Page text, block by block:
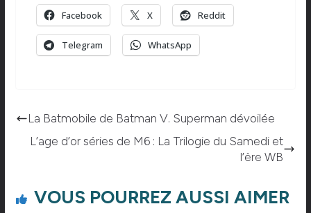
Facebook X Reddit
Telegram WhatsApp
La Batmobile de Batman V. Superman dévoilée
L’age d’or séries de M6 : La Trilogie du Samedi et
l’ère WB
VOUS POURREZ AUSSI AIMER